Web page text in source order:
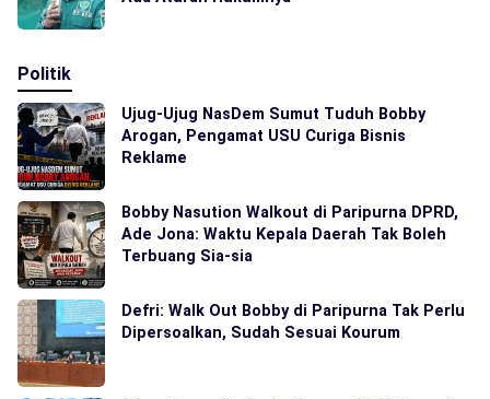
Politik
Ujug-Ujug NasDem Sumut Tuduh Bobby
Arogan, Pengamat USU Curiga Bisnis
Reklame
Bobby Nasution Walkout di Paripurna DPRD,
Ade Jona: Waktu Kepala Daerah Tak Boleh
Terbuang Sia-sia
Defri: Walk Out Bobby di Paripurna Tak Perlu
Dipersoalkan, Sudah Sesuai Kourum